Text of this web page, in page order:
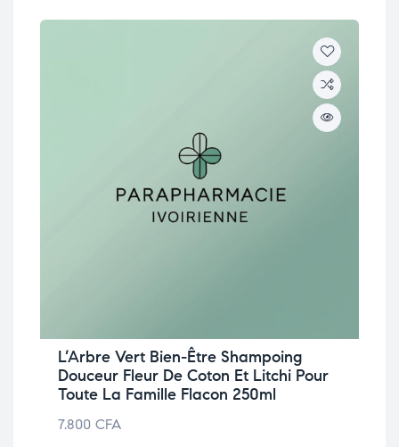
L’Arbre Vert Bien-Être Shampoing
Douceur Fleur De Coton Et Litchi Pour
Toute La Famille Flacon 250ml
7.800 CFA